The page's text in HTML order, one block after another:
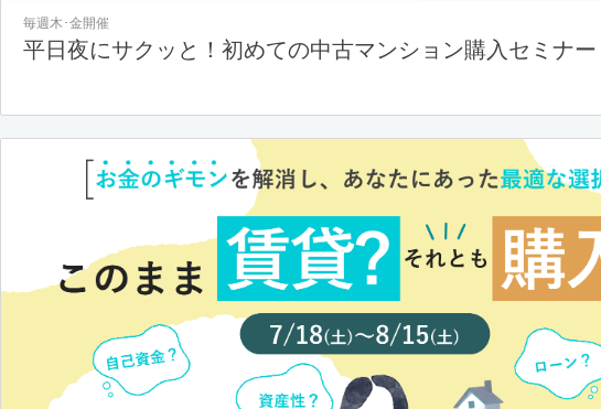
毎週木･金開催
平日夜にサクッと！初めての中古マンション購入セミナー